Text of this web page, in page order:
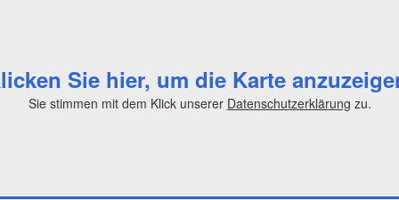
Sie hier, um die Karte
Sie stimmen mit dem Klick unserer Datenschutzerklärung zu.